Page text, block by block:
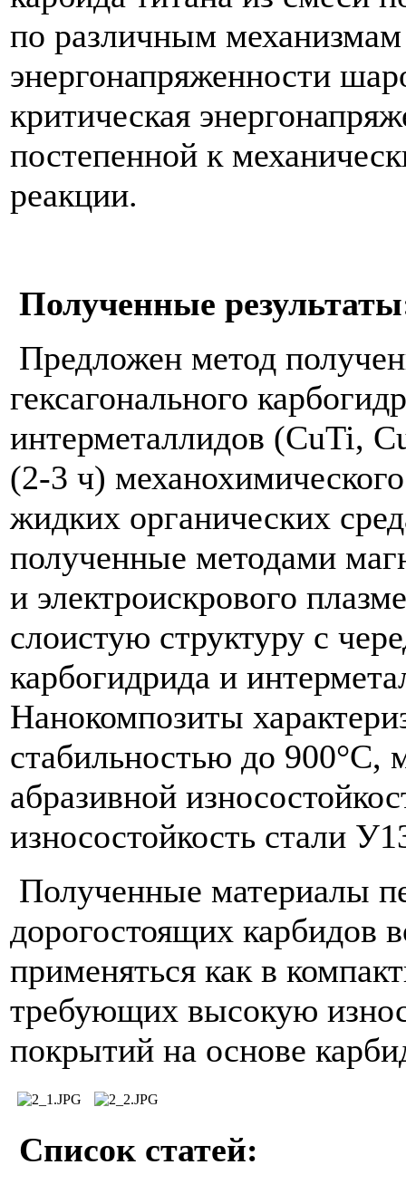
по различным
энергонапряженности
критическая
постепенной к
реакции.
Полученные
Предложен метод
гексагонального
интерметаллидов (CuTi,
(2-3 ч)
жидких органических
полученные методами
и электроискрового
слоистую структуру c
карбогидрида и
Нанокомпозиты
стабильностью до 900°С,
абразивной
износостойкость стали
Полученные материалы
дорогостоящих карбидов
применяться как в
требующих высокую
покрытий на основе
Список статей: